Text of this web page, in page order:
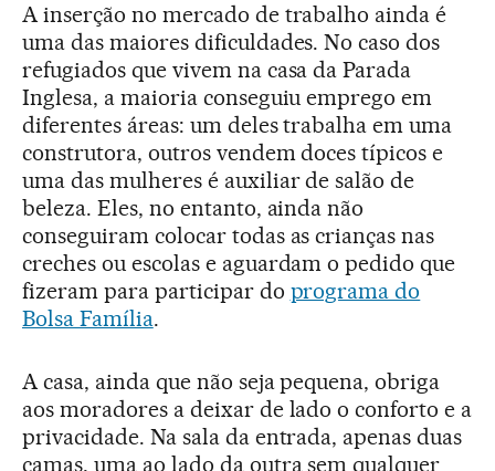
A inserção no mercado de trabalho ainda é
uma das maiores dificuldades. No caso dos
refugiados que vivem na casa da Parada
Inglesa, a maioria conseguiu emprego em
diferentes áreas: um deles trabalha em uma
construtora, outros vendem doces típicos e
uma das mulheres é auxiliar de salão de
beleza. Eles, no entanto, ainda não
conseguiram colocar todas as crianças nas
creches ou escolas e aguardam o pedido que
fizeram para participar do programa do
Bolsa Família.
A casa, ainda que não seja pequena, obriga
aos moradores a deixar de lado o conforto e a
privacidade. Na sala da entrada, apenas duas
camas, uma ao lado da outra sem qualquer